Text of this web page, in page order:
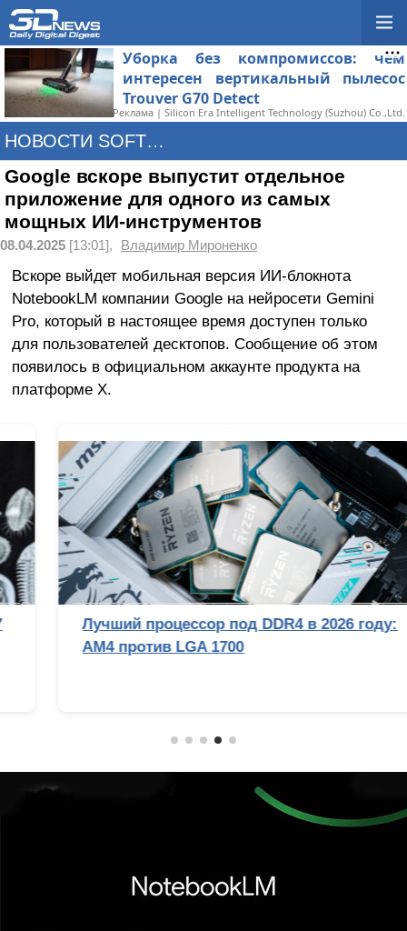
Уборка без компромиссов: чем
интересен вертикальный пылесос
Trouver G70 Detect
Реклама | Silicon Era Intelligent Technology (Suzhou) Co.,Ltd.
НОВОСТИ SOFTWARE
Google вскоре выпустит отдельное
приложение для одного из самых
мощных ИИ-инструментов
08.04.2025 [13:01], Владимир Мироненко
Вскоре выйдет мобильная версия ИИ-блокнота
NotebookLM компании Google на нейросети Gemini
Pro, который в настоящее время доступен только
для пользователей десктопов. Сообщение об этом
появилось в официальном аккаунте продукта на
платформе X.
Лучший процессор под DDR4 в 2026 году:
AM4 против LGA 1700